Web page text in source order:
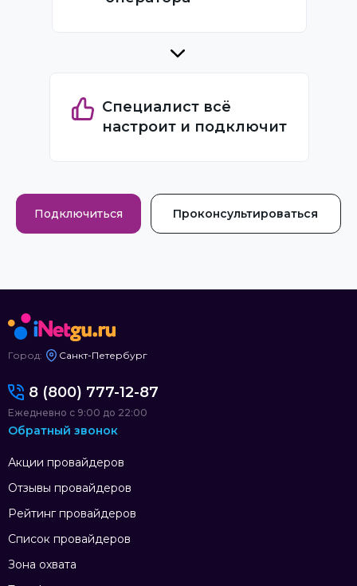
Специалист всё
настроит и подключит
Подключиться Проконсультироваться
Город: Санкт-Петербург
Акции провайдеров
Отзывы провайдеров
Рейтинг провайдеров
Список провайдеров
Зона охвата
8 (800) 777-12-87
Ежедневно с 9:00 до 22:00
Обратный звонок